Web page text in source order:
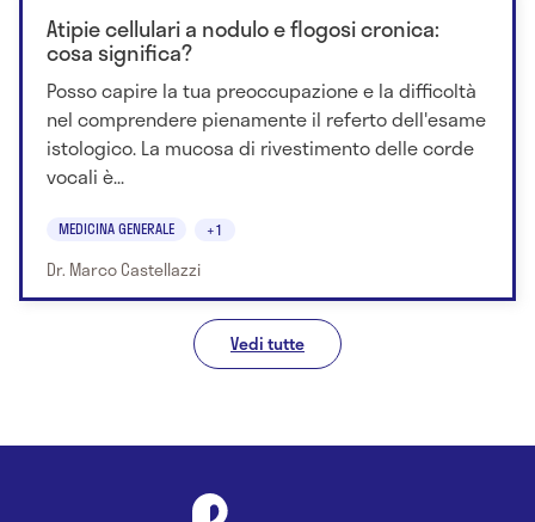
Atipie cellulari a nodulo e flogosi cronica:
cosa significa?
Posso capire la tua preoccupazione e la difficoltà
nel comprendere pienamente il referto dell'esame
istologico. La mucosa di rivestimento delle corde
vocali è...
MEDICINA GENERALE +1
Dr. Marco Castellazzi
Vedi tutte